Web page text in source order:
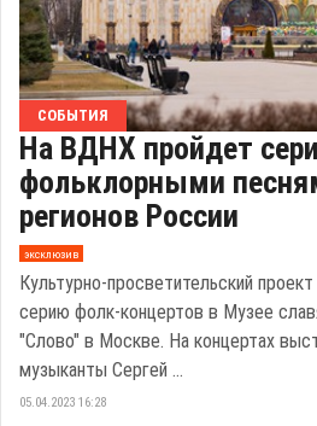
СОБЫТИЯ
На ВДНХ пройдет
фольклорными
регионов России
эксклюзив
Культурно-просветительский
серию фолк-концертов в Музее
"Слово" в Москве. На концертах
музыканты Сергей ...
05.04.2023 16:28